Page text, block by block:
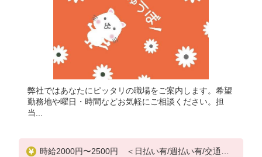
弊社ではあなたにピッタリの職場をご案内します。希望
勤務地や曜日・時間などお気軽にご相談ください。担
当...
時給2000円〜2500円 ＜日払い有/週払い有/交通費